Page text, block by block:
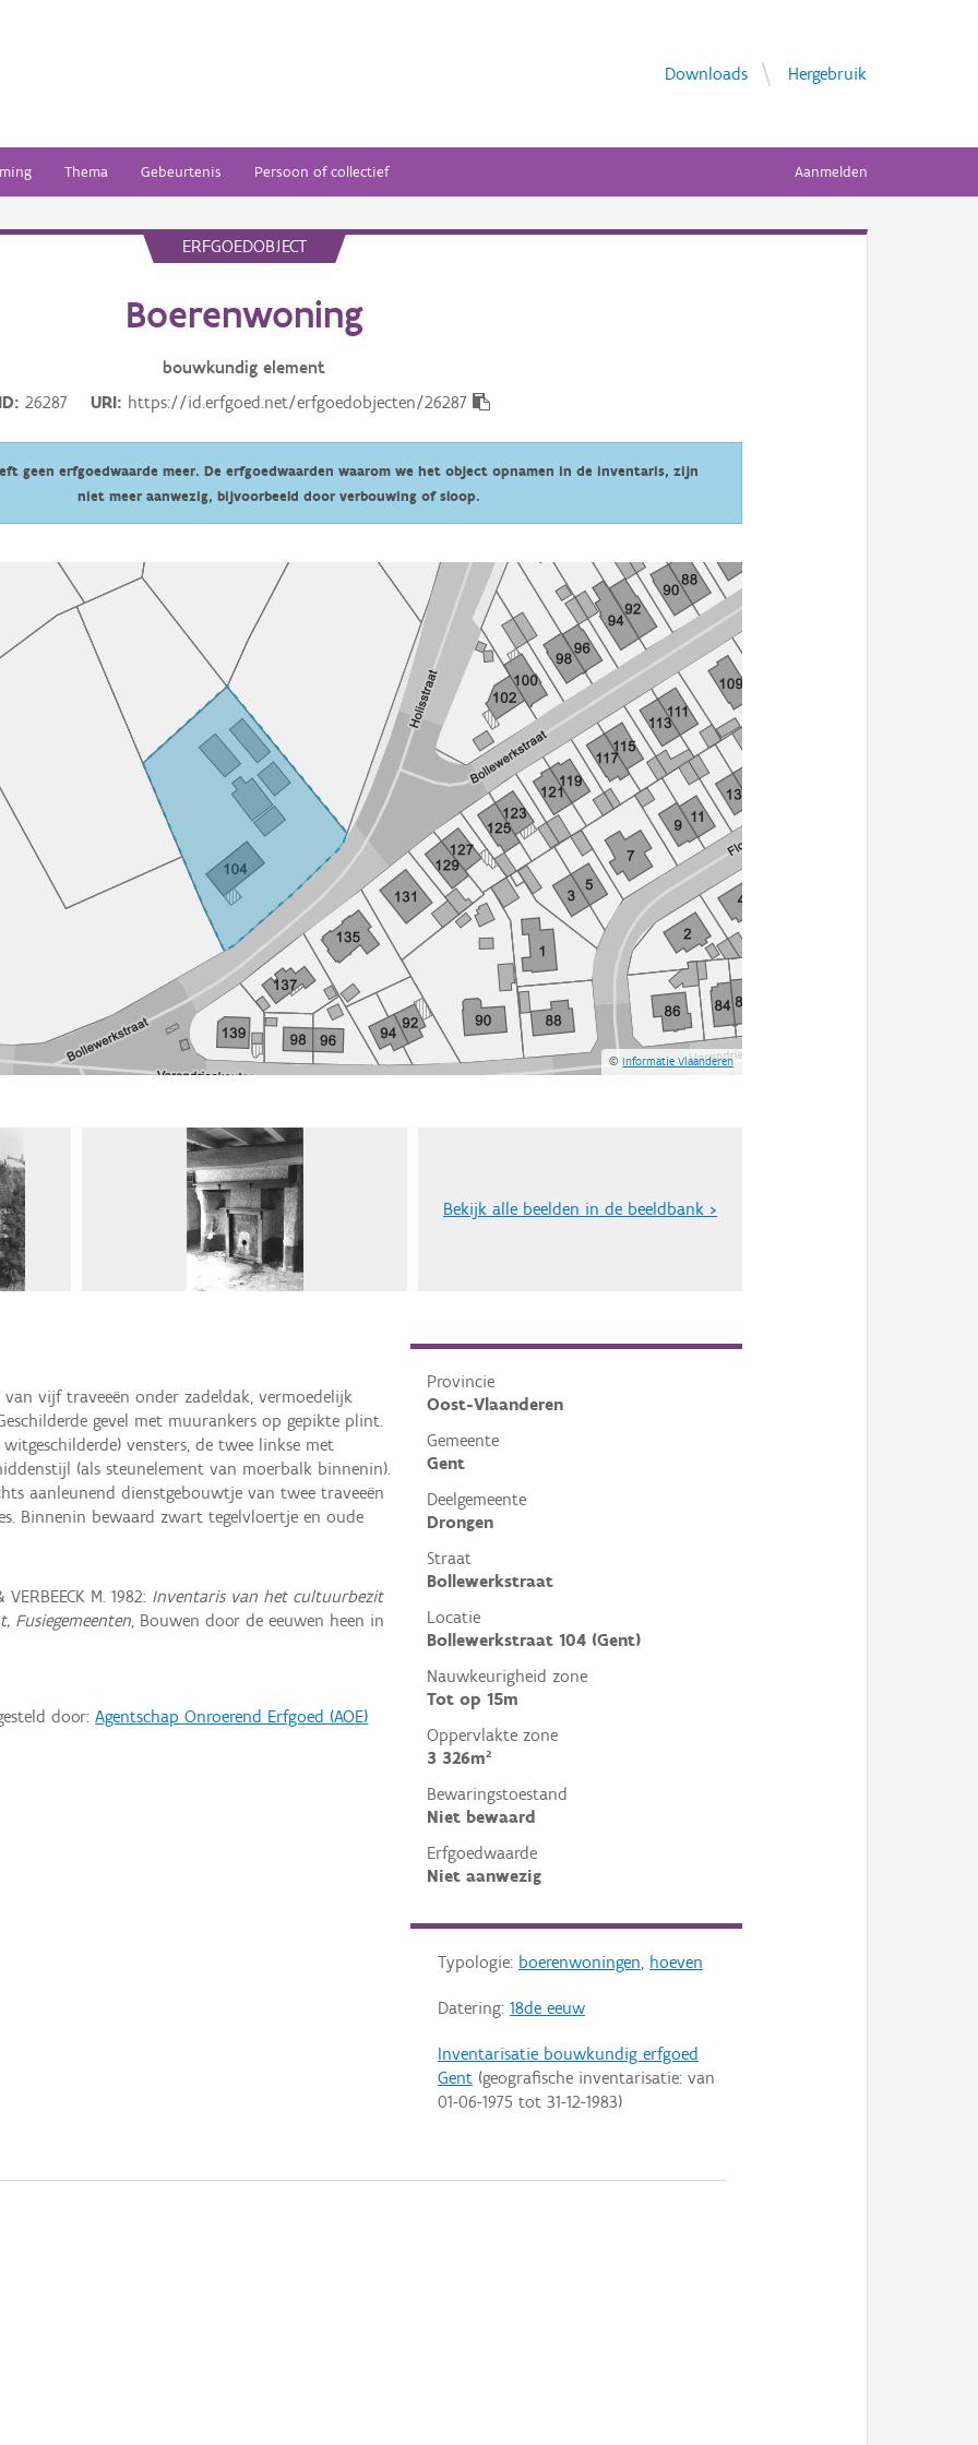
Downloads Hergebruik
Thema Gebeurtenis Persoon of collectief Aanmelden
ERFGOEDOBJECT
Boerenwoning
bouwkundig element
26287 URI https://id.erfgoed.net/erfgoedobjecten/26287
geen erfgoedwaarde meer. De erfgoedwaarden waarom we het object opnamen in de inventaris, zijn
niet meer aanwezig, bijvoorbeeld door verbouwing of sloop.
©Informatie Vlaanderen
Bekijk alle beelden in de beeldbank >
Provincie
Oost-Vlaanderen
Gemeente
Gent
Deelgemeente
Drongen
Straat
Bollewerkstraat
Locatie
Bollewerkstraat 104 (Gent)
Nauwkeurigheid zone
Tot op 15m
Oppervlakte zone
3 326m²
Bewaringstoestand
Niet bewaard
Erfgoedwaarde
Niet aanwezig
Typologie: boerenwoningen, hoeven
Datering: 18de eeuw
Inventarisatie bouwkundig erfgoed
Gent(geografische inventarisatie: van
01-06-1975 tot 31-12-1983)
vijf traveeën onder zadeldak, vermoedelijk
gevel met muurankers op gepikte plint.
vensters, de twee linkse met
(als steunelement van moerbalk binnenin).
aanleunend dienstgebouwtje van twee traveeën
Binnenin bewaard zwart tegelvloertje en oude
M. 1982: Inventaris van het cultuurbezit
Fusiegemeenten, Bouwen door de eeuwen heen in
door:Agentschap Onroerend Erfgoed (AOE)